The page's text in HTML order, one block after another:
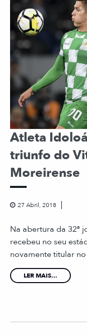
Atleta
triunfo do
Moreirense
27 Abril, 2018
Na abertura da 32ª
recebeu no seu
novamente titular
LER MAIS...